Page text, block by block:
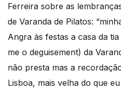
Ferreira sobre as
de Varanda de Pilatos:
Angra às festas a casa da
me o deguisement) da
não presta mas a
Lisboa, mais velha do que